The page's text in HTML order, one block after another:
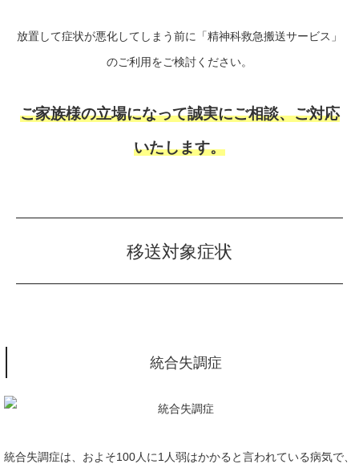
放置して症状が悪化してしまう前に「精神科救急搬送サービス」
のご利用をご検討ください。
ご家族様の立場になって誠実にご相談、ご対応
いたします。
移送対象症状
統合失調症
統合失調症は、およそ100人に1 人弱はかかると言われている病気で、